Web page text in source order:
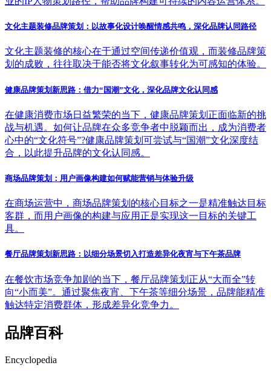
文化主题装修品牌策划：以故事化设计唤醒情感共鸣，深化品牌认同路径
文化主题装修的核心在于通过空间传递价值观，而装修品牌策
划的成败，往往取决于能否将文化叙事转化为可感知的体验。
健康品牌策划新思路：借力“国潮”文化，深化品牌文化认同感
在健康消费市场日益繁荣的当下，健康品牌策划正面临新的挑
战与机遇。如何让品牌在众多竞争者中脱颖而出，成为消费者
心中的“文化符号”?健康品牌策划可尝试与“国潮”文化深度结
合，以此提升品牌的文化认同感。
商场品牌策划：用户画像构建如何赋能营销与体验升级
在商场运营中，商场品牌策划的核心目标之一是精准触达目标
客群，而用户画像的构建与应用正是实现这一目标的关键工
具。
餐厅品牌策划新思路：以细分场景切入打造差异化夜宵与下午茶品牌
在餐饮市场竞争加剧的当下，餐厅品牌策划正从“大而全”转
向“小而美”。通过聚焦夜宵、下午茶等细分场景，品牌能精准
触达特定消费群体，形成差异化竞争力。
品牌百科
Encyclopedia